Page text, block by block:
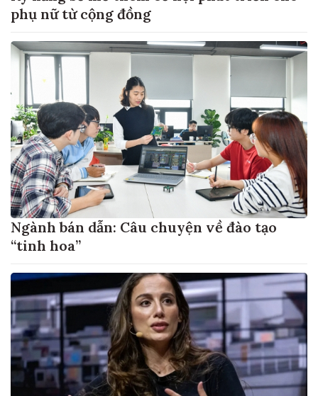
phụ nữ từ cộng đồng
Ngành bán dẫn: Câu chuyện về đào tạo
“tinh hoa”